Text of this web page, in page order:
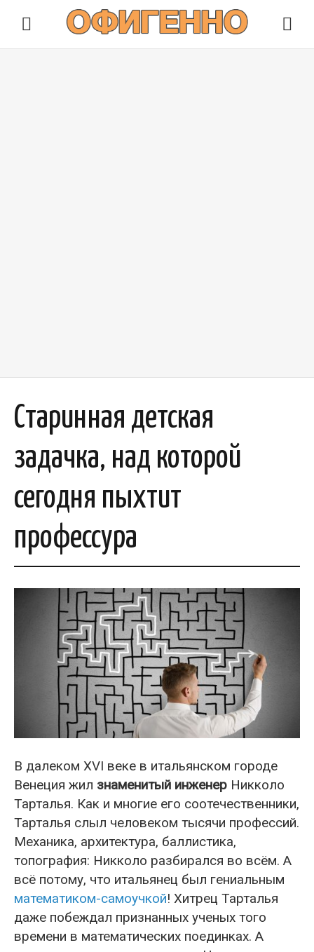
Старинная детская
задачка, над которой
сегодня пыхтит
профессура
В далеком XVI веке в итальянском городе
Венеция жил знаменитый инженер Никколо
Тарталья. Как и многие его соотечественники,
Тарталья слыл человеком тысячи профессий.
Механика, архитектура, баллистика,
топография: Никколо разбирался во всём. А
всё потому, что итальянец был гениальным
математиком-самоучкой! Хитрец Тарталья
даже побеждал признанных ученых того
времени в математических поединках. А